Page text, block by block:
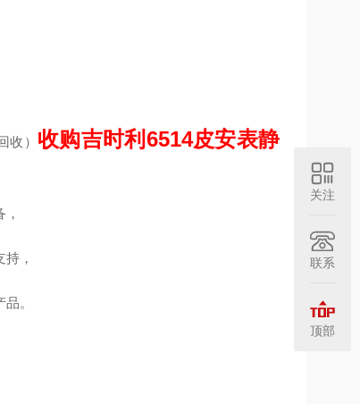
收） 收购吉时利6514皮安表静
，
。
关注
联系
顶部